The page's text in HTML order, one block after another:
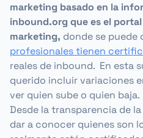
marketing basado en la
inbound.org que es el
marketing, donde se puede
profesionales tienen
reales de inbound. En esta
querido incluir variaciones
ver quien sube o quien baja.
Desde la transparencia de
dar a conocer quienes son